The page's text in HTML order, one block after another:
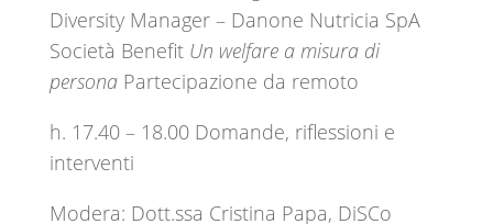
Diversity Manager – Danone Nutricia SpA
Società Benefit Un welfare a misura di
personaPartecipazione da remoto
h. 17.40 – 18.00 Domande, riflessioni e
interventi
Modera: Dott.ssa Cristina Papa, DiSCo